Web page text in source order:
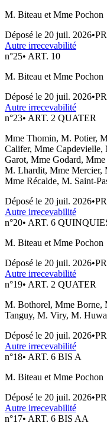
M. Biteau et Mme Pochon
Déposé le 20 juil. 2026•
Autre irrecevabilité
n°25• ART. 10
M. Biteau et Mme Pochon
Déposé le 20 juil. 2026•
Autre irrecevabilité
n°23• ART. 2 QUATER
Mme Thomin, M. Potier,
Califer, Mme
Garot, Mme Godard,
M. Lhardit, Mme Mercier,
Mme Récalde, M. Saint-
Déposé le 20 juil. 2026•
Autre irrecevabilité
n°20• ART. 6
M. Biteau et Mme Pochon
Déposé le 20 juil. 2026•
Autre irrecevabilité
n°19• ART. 2 QUATER
M. Bothorel, Mme Borne,
Tanguy, M. Viry, M.
Déposé le 20 juil. 2026•
Autre irrecevabilité
n°18• ART. 6 BIS A
M. Biteau et Mme Pochon
Déposé le 20 juil. 2026•
Autre irrecevabilité
n°17• ART. 6 BIS AA